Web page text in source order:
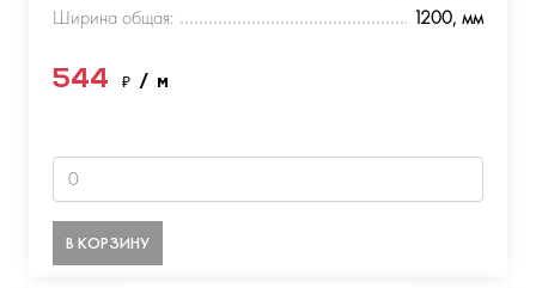
Ширина общая:
1200, мм
544 ₽ / м
В КОРЗИНУ